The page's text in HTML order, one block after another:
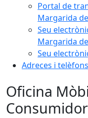
Portal de
Margarida
Seu
Margarida
Seu
Adreces i telèfons
Oficina
Consumidor